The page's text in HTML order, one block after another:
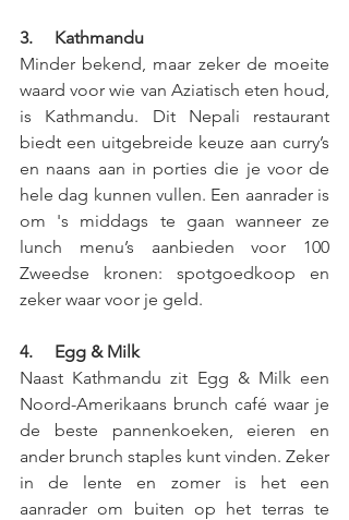
3.     Kathmandu
Minder bekend, maar zeker de moeite
waard voor wie van Aziatisch eten houd,
is Kathmandu. Dit Nepali restaurant
biedt een uitgebreide keuze aan curry’s
en naans aan in porties die je voor de
hele dag kunnen vullen. Een aanrader is
om 's middags te gaan wanneer ze
lunch menu’s aanbieden voor 100
Zweedse kronen: spotgoedkoop en
zeker waar voor je geld.
4.     Egg & Milk
Naast Kathmandu zit Egg & Milk een
Noord-Amerikaans brunch café waar je
de beste pannenkoeken, eieren en
ander brunch staples kunt vinden. Zeker
in de lente en zomer is het een
aanrader om buiten op het terras te